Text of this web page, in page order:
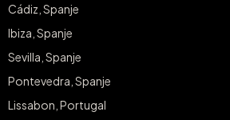
Cádiz, Spanje
Ibiza, Spanje
Sevilla, Spanje
Pontevedra, Spanje
Lissabon, Portugal